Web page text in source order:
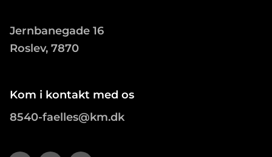
Jernbanegade 16
Roslev, 7870
Kom i kontakt med os
8540-faelles@km.dk